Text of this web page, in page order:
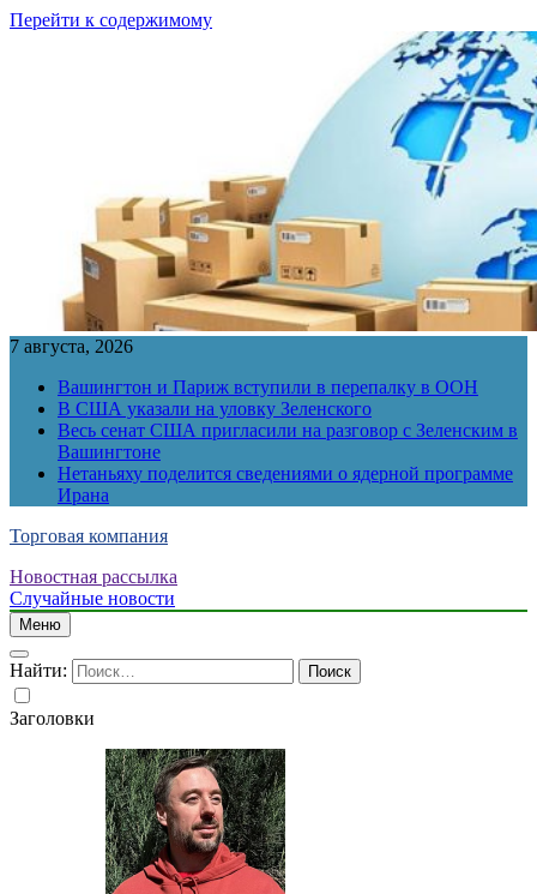
Перейти к содержимому
7 августа, 2026
Вашингтон и Париж вступили в перепалку в ООН
В США указали на уловку Зеленского
Весь сенат США пригласили на разговор с Зеленским в
Вашингтоне
Нетаньяху поделится сведениями о ядерной программе
Ирана
Торговая компания
Новостная рассылка
Случайные новости
Меню
Найти:
Заголовки